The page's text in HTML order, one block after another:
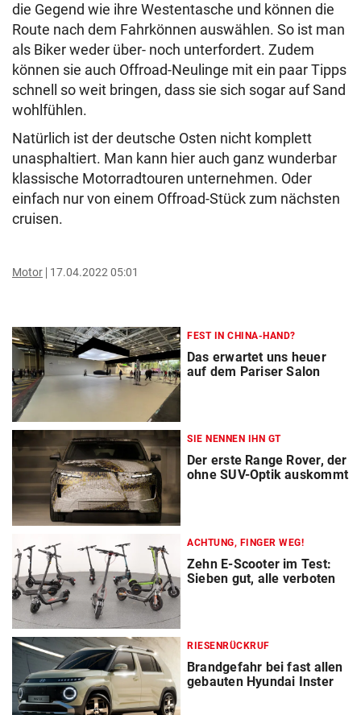
die Gegend wie ihre Westentasche und können die
Route nach dem Fahrkönnen auswählen. So ist man
als Biker weder über- noch unterfordert. Zudem
können sie auch Offroad-Neulinge mit ein paar Tipps
schnell so weit bringen, dass sie sich sogar auf Sand
wohlfühlen.
Natürlich ist der deutsche Osten nicht komplett
unasphaltiert. Man kann hier auch ganz wunderbar
klassische Motorradtouren unternehmen. Oder
einfach nur von einem Offroad-Stück zum nächsten
cruisen.
Motor 17.04.2022 05:01
FEST IN CHINA-HAND?
Das erwartet uns heuer
auf dem Pariser Salon
SIE NENNEN IHN GT
Der erste Range Rover, der
ohne SUV-Optik auskommt
ACHTUNG, FINGER WEG!
Zehn E-Scooter im Test:
Sieben gut, alle verboten
RIESENRÜCKRUF
Brandgefahr bei fast allen
gebauten Hyundai Inster